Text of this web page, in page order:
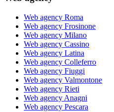
Web agency Roma
Web agency Frosinone
Web agency Milano
Web agency Cassino
Web agency Latina
Web agency Colleferro
Web agency Fiuggi
Web agency Valmontone
Web agency Rieti
Web agency Anagni
Web agency Pescara